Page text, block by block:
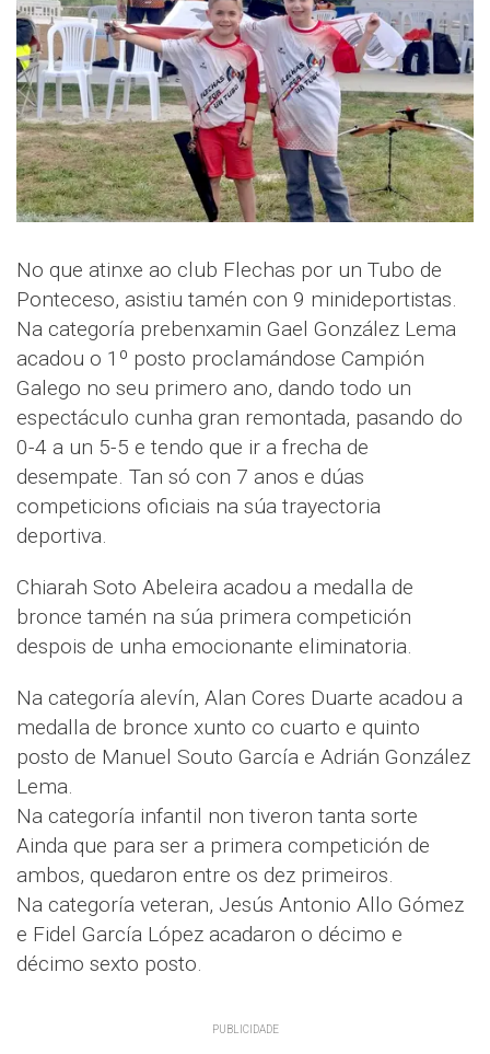
No que atinxe ao club Flechas por un Tubo de
Ponteceso, asistiu tamén con 9 minideportistas.
Na categoría prebenxamin Gael González Lema
acadou o 1º posto proclamándose Campión
Galego no seu primero ano, dando todo un
espectáculo cunha gran remontada, pasando do
0-4 a un 5-5 e tendo que ir a frecha de
desempate. Tan só con 7 anos e dúas
competicions oficiais na súa trayectoria
deportiva.
Chiarah Soto Abeleira acadou a medalla de
bronce tamén na súa primera competición
despois de unha emocionante eliminatoria.
Na categoría alevín, Alan Cores Duarte acadou a
medalla de bronce xunto co cuarto e quinto
posto de Manuel Souto García e Adrián González
Lema.
Na categoría infantil non tiveron tanta sorte
Ainda que para ser a primera competición de
ambos, quedaron entre os dez primeiros.
Na categoría veteran, Jesús Antonio Allo Gómez
e Fidel García López acadaron o décimo e
décimo sexto posto.